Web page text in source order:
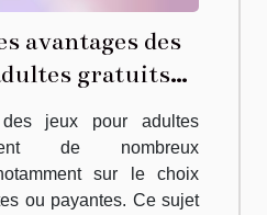
avantages des
gratuits
payants
des jeux pour adultes
de nombreux
sur le choix
ou payantes. Ce sujet